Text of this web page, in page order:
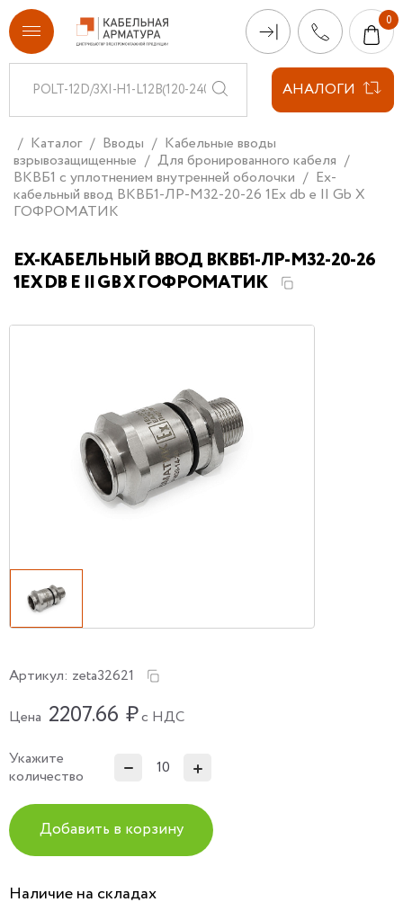
АНАЛОГИ
Каталог Вводы
Кабельные вводы
взрывозащищенные
Для бронированного кабеля
ВКВБ1 с уплотнением внутренней оболочки
Ех-
кабельный ввод ВКВБ1-ЛР-M32-20-26 1Ex db e II Gb X
ГОФРОМАТИК
ЕХ-КАБЕЛЬНЫЙ ВВОД ВКВБ1-ЛР-M32-20-26
1EX DB E II GB X ГОФРОМАТИК
Артикул: zeta32621
Цена 2207.66 ₽с НДС
Укажите
количество
Добавить в корзину
Наличие на складах